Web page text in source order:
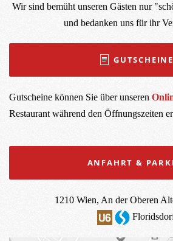
Wir sind bemüht unseren Gästen nur
und bedanken uns für ihr
GUTSCHEINE
Gutscheine können Sie über unseren
Restaurant während den Öffnungszeiten
ANFAHRT &
1210 Wien, An der Oberen